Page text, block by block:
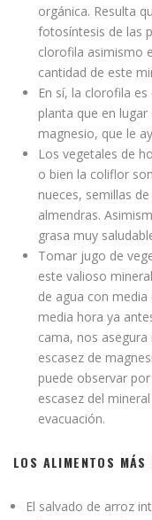
orgánica. Resulta
fotosíntesis de las
clorofila asimismo
cantidad de este
En sí, la clorofila
planta que en
magnesio, que le
Los vegetales de
o bien la coliflor
nueces, semillas
almendras.
grasa muy
Tomar jugo de
este valioso
de agua con
media hora ya
cama, nos
escasez de
puede observar
escasez del
evacuación.
LOS ALIMENTOS
El salvado de arroz